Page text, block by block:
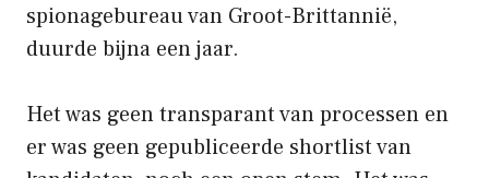
spionagebureau van Groot-Brittannië,
duurde bijna een jaar.
Het was geen transparant van processen en
er was geen gepubliceerde shortlist van